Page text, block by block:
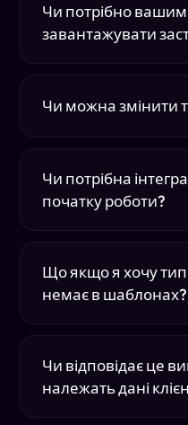
Чи потрібно вашим
завантажувати
Чи можна змінити
Чи потрібна
початку роботи?
Що якщо я хочу тип
немає в шаблонах?
Чи відповідає це
належать дані